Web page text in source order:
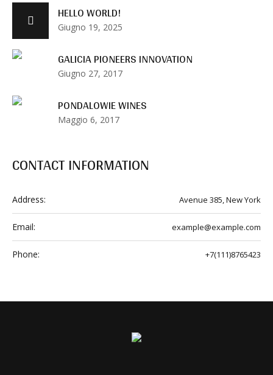
HELLO WORLD!
Giugno 19, 2025
GALICIA PIONEERS INNOVATION
Giugno 27, 2017
PONDALOWIE WINES
Maggio 6, 2017
CONTACT INFORMATION
Address: Avenue 385, New York
Email: example@example.com
Phone: +7(111)8765423